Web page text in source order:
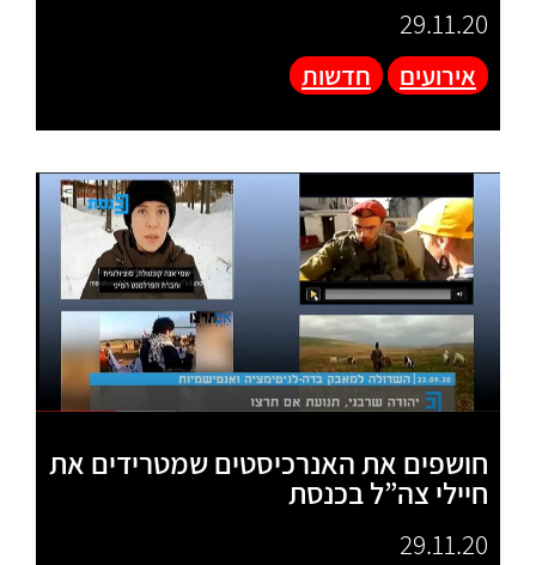
29.11.20
אירועים חדשות
חושפים את האנרכיסטים שמטרידים את
חיילי צה”ל בכנסת
29.11.20